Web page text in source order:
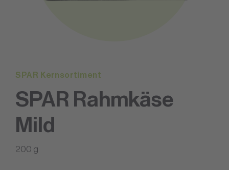
SPAR Kernsortiment
SPAR Rahmkäse
Mild
200 g